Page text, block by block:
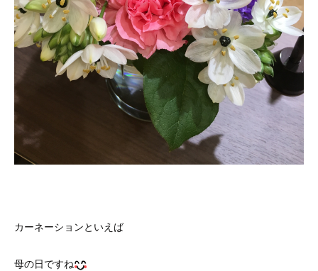
カーネーションといえば
母の日ですね